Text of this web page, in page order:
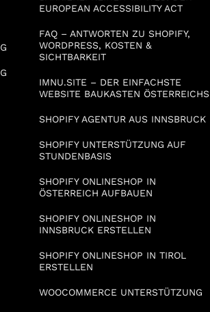
EUROPEAN ACCESSIBILITY ACT
FAQ – ANTWORTEN ZU SHOPIFY,
WORDPRESS, KOSTEN &
SICHTBARKEIT
IMNU.SITE – DER EINFACHSTE
WEBSITE BAUKASTEN ÖSTERREICHS
SHOPIFY AGENTUR AUS INNSBRUCK
SHOPIFY UNTERSTÜTZUNG AUF
STUNDENBASIS
SHOPIFY ONLINESHOP IN
ÖSTERREICH AUFBAUEN
SHOPIFY ONLINESHOP IN
INNSBRUCK ERSTELLEN
SHOPIFY ONLINESHOP IN TIROL
ERSTELLEN
WOOCOMMERCE UNTERSTÜTZUNG